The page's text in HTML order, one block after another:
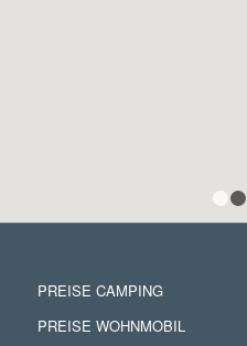
PREISE CAMPING
PREISE WOHNMOBIL